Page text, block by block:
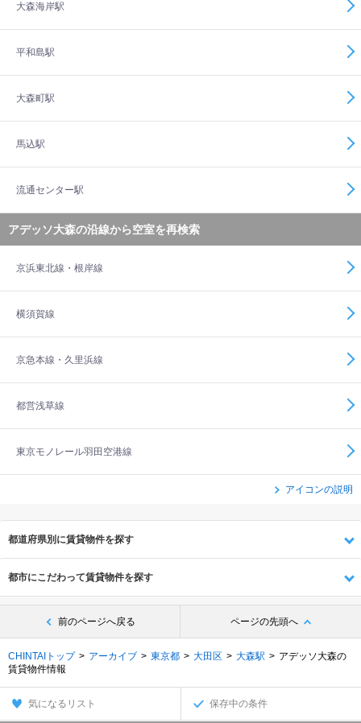
大森海岸駅
平和島駅
大森町駅
馬込駅
流通センター駅
アデッソ大森の沿線から空室を再検索
京浜東北線・根岸線
横須賀線
京急本線・久里浜線
都営浅草線
東京モノレール羽田空港線
アイコンの説明
都道府県別に賃貸物件を探す
都市にこだわって賃貸物件を探す
前のページへ戻る ページの先頭へ
CHINTAIトップ アーカイブ 東京都 大田区 大森駅
アデッソ大森の
賃貸物件情報
気になるリスト 保存中の条件